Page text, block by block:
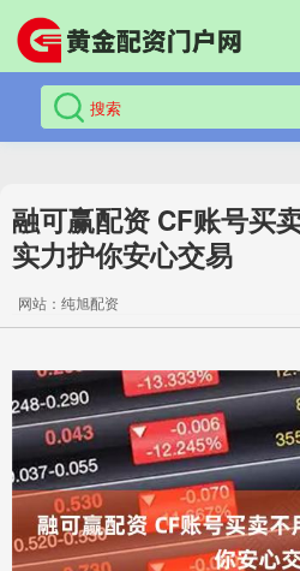
融可赢配资 CF账号买
实力护你安心交易
网站：纯旭配资